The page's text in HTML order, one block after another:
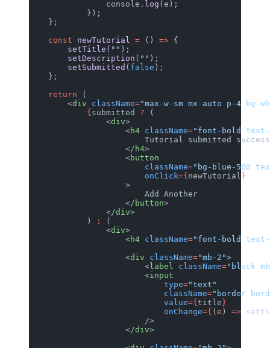
                console.
log (e);
            });
    };
    const
newTutorial = () => {
        setTitle
( "" );
        setDescription
( "" );
        setSubmitted
( false );
    };
    return
(
        <
div className="max-w-sm mx-auto p-4 bg-
            {
submitted ? (
                <
div>
                    <
h4 className="font-bold text-
Tutorial submitted
                    </
h4>
                    <
button
                        className
="bg-blue-500
                        onClick
={newTutorial }
                    >
                        Add Another
                    </
button>
                </
div>
            )
:
(
                <
div>
                    <
h4 className="font-bold text-
                    <
div className="mb-2">
                        <
label className="block
                        <
input
                            type
="text"
                            className
="border
                            value
={title}
                            onChange
={ (e ) =>
                        />
                    </
div>